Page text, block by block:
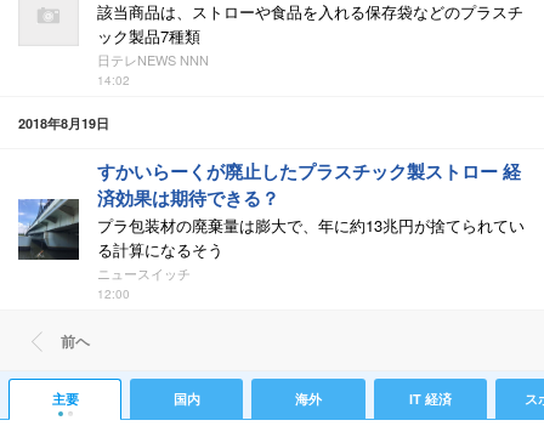
該当商品は、ストローや食品を入れる保存袋などのプラスチ
ック製品7種類
日テレNEWS NNN
14:02
2018年8月19日
すかいらーくが廃止したプラスチック製ストロー 経
済効果は期待できる？
プラ包装材の廃棄量は膨大で、年に約13兆円が捨てられてい
る計算になるそう
ニュースイッチ
12:00
前ヘ
主要 国内 海外 IT 経済 ス